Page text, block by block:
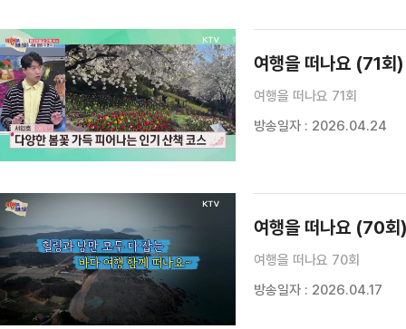
여행을 떠나요 (71회)
여행을 떠나요 71회
방송일자 : 2026.04.24
여행을 떠나요 (70회
여행을 떠나요 70회
방송일자 : 2026.04.17